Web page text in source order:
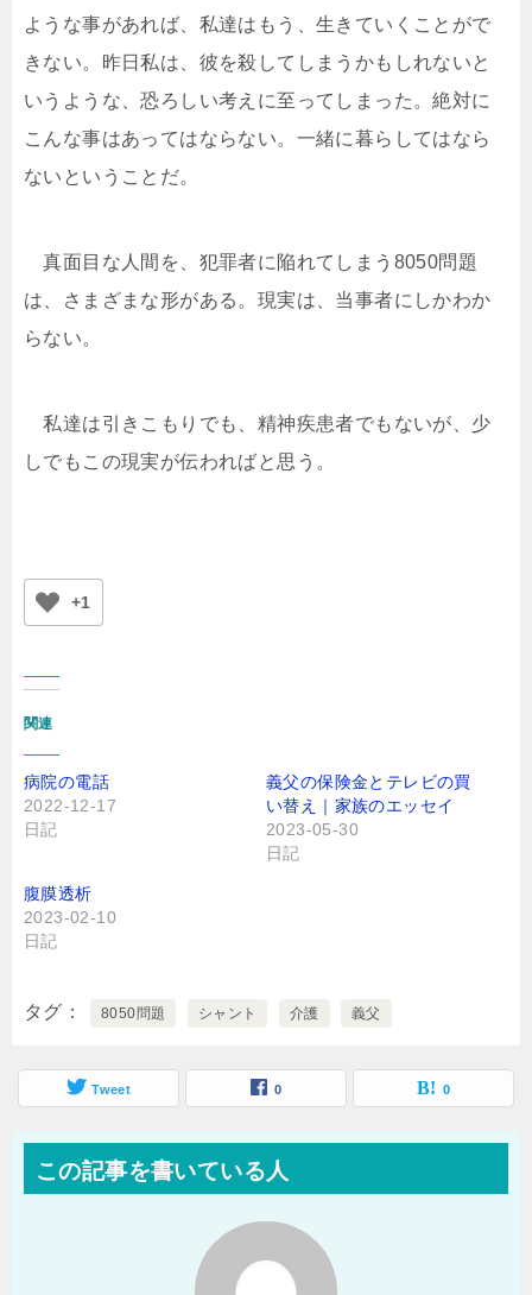
ような事があれば、私達はもう、生きていくことがで
きない。昨日私は、彼を殺してしまうかもしれないと
いうような、恐ろしい考えに至ってしまった。絶対に
こんな事はあってはならない。一緒に暮らしてはなら
ないということだ。
真面目な人間を、犯罪者に陥れてしまう8050問題
は、さまざまな形がある。現実は、当事者にしかわか
らない。
私達は引きこもりでも、精神疾患者でもないが、少
しでもこの現実が伝わればと思う。
+1
関連
病院の電話
2022-12-17
日記
義父の保険金とテレビの買
い替え｜家族のエッセイ
2023-05-30
日記
腹膜透析
2023-02-10
日記
タグ 8050問題 シャント 介護 義父
Tweet 0 0
この記事を書いている人